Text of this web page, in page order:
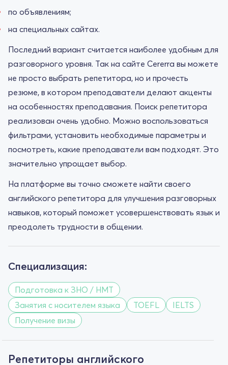
по объявлениям;
на специальных сайтах.
Последний вариант считается наиболее удобным для
разговорного уровня. Так на сайте Cererra вы можете
не просто выбрать репетитора, но и прочесть
резюме, в котором преподаватели делают акценты
на особенностях преподавания. Поиск репетитора
реализован очень удобно. Можно воспользоваться
фильтрами, установить необходимые параметры и
посмотреть, какие преподаватели вам подходят. Это
значительно упрощает выбор.
На платформе вы точно сможете найти своего
английского репетитора для улучшения разговорных
навыков, который поможет усовершенствовать язык и
преодолеть трудности в общении.
Специализация:
Подготовка к ЗНО / НМТ
Занятия с носителем языка
TOEFL
IELTS
Получение визы
Репетиторы английского